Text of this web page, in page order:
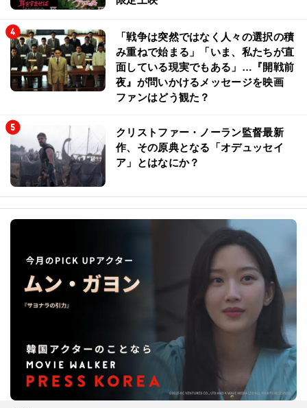
「戦争は突然ではなく人々の選択の積
み重ねで始まる」「いま、私たちが直
面している現実でもある」…『開戦前
夜』が問いかけるメッセージを映画
ファンはどう観た？
クリストファー・ノーラン監督最新
作、その原典となる「オデュッセイ
ア」とはなにか？